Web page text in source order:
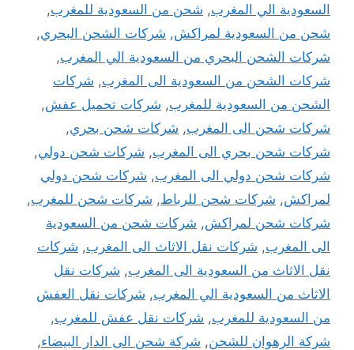
السعودية الي المغرب, شحن من السعودية للمغرب,
شحن من السعودية لمراكش, شركات الشحن البحري,
شركات الشحن البحري من السعودية الي المغرب,
شركات الشحن من السعودية الى المغرب, شركات
الشحن من السعودية للمغرب, شركات تحميل عفش,
شركات شحن الى المغرب, شركات شحن بحري,
شركات شحن بحري الى المغرب, شركات شحن دولي,
شركات شحن دولي الى المغرب, شركات شحن دولي
لمراكش, شركات شحن للرباط, شركات شحن للمغرب,
شركات شحن لمراكش, شركات شحن من السعودية
الى المغرب, شركات نقل الاثاث الى المغرب, شركات
نقل الاثاث من السعودية الى المغرب, شركات نقل
الاثاث من السعودية الي المغرب, شركات نقل العفش
من السعودية للمغرب, شركات نقل عفش للمغرب,
شركة الرهوان للشحن, شركة شحن الى الدار البيضاء,